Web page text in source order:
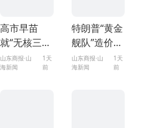
高市早苗
就“无核三原
则”的表态含
糊其辞
山东商报·山
海新闻
1天
前
特朗普“黄金
舰队”造价或
高达2750亿
美元
山东商报·山
海新闻
1天
前